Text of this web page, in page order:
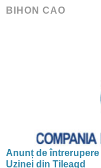
BIHON CAO
Anunț de
Uzinei din Tileagd